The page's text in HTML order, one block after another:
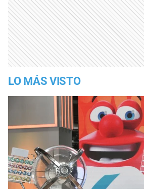
LO MÁS VISTO